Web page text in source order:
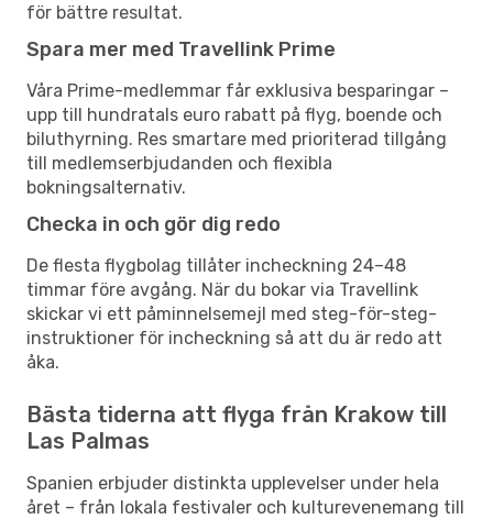
för bättre resultat.
Spara mer med Travellink Prime
Våra Prime-medlemmar får exklusiva besparingar –
upp till hundratals euro rabatt på flyg, boende och
biluthyrning. Res smartare med prioriterad tillgång
till medlemserbjudanden och flexibla
bokningsalternativ.
Checka in och gör dig redo
De flesta flygbolag tillåter incheckning 24–48
timmar före avgång. När du bokar via Travellink
skickar vi ett påminnelsemejl med steg-för-steg-
instruktioner för incheckning så att du är redo att
åka.
Bästa tiderna att flyga från Krakow till
Las Palmas
Spanien erbjuder distinkta upplevelser under hela
året – från lokala festivaler och kulturevenemang till